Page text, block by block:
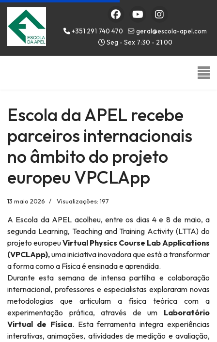
+351 291 740 470
geral@escola-apel.com
Seg - Sex 7:30 - 21:00
Escola da APEL recebe
parceiros internacionais
no âmbito do projeto
europeu VPCLApp
13 maio 2026 Visualizações: 197
A Escola da APEL acolheu, entre os dias 4 e 8 de maio, a
segunda Learning, Teaching and Training Activity (LTTA) do
projeto europeuVirtual Physics Course Lab Applications
(VPCLApp),uma iniciativa inovadora que está a transformar
a forma como a Física é ensinada e aprendida.
Durante esta semana de intensa partilha e colaboração
internacional, professores e especialistas exploraram novas
metodologias que articulam a física teórica com a
experimentação prática, através de um Laboratório
Virtual de Física. Esta ferramenta integra experiências
interativas, animações, atividades de medição e avaliação,